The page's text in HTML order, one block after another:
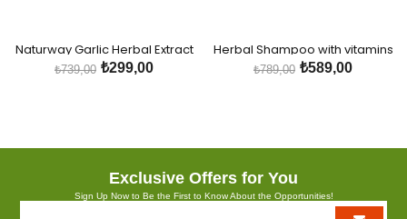
Naturway Garlic Herbal Extract
Conditioner
₺299,00
₺739,00
Herbal Shampoo with vitamins
Againts Hair Loss
₺589,00
₺789,00
Exclusive Offers for You
Sign Up Now to Be the First to Know About the Opportunities!